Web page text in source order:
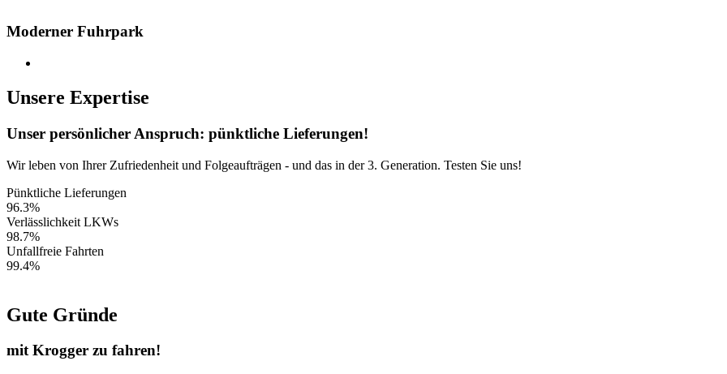
Moderner Fuhrpark
Unsere Expertise
Unser persönlicher Anspruch: pünktliche Lieferungen!
Wir leben von Ihrer Zufriedenheit und Folgeaufträgen - und das in der 3. Generation. Testen Sie uns!
Pünktliche Lieferungen
96.3%
Verlässlichkeit LKWs
98.7%
Unfallfreie Fahrten
99.4%
Gute Gründe
mit Krogger zu fahren!